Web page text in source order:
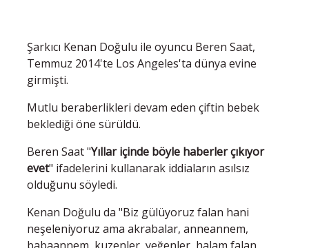
Şarkıcı Kenan Doğulu ile oyuncu Beren Saat,
Temmuz 2014'te Los Angeles'ta dünya evine
girmişti.
Mutlu beraberlikleri devam eden çiftin bebek
beklediği öne sürüldü.
Beren Saat "Yıllar içinde böyle haberler çıkıyor
evet" ifadelerini kullanarak iddiaların asılsız
olduğunu söyledi.
Kenan Doğulu da "Biz gülüyoruz falan hani
neşeleniyoruz ama akrabalar, anneannem,